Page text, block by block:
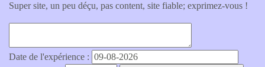
Super site, un peu déçu, pas content, site fiable; exprimez-vous !
Date de l'expérience :